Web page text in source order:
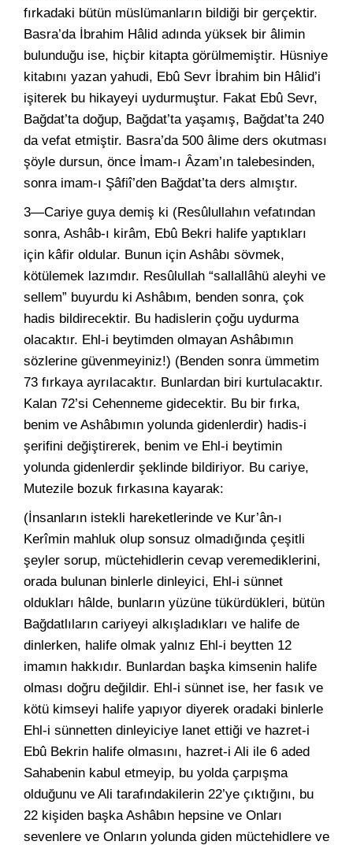
fırkadaki bütün müslümanların bildiği bir gerçektir.
Basra’da İbrahim Hâlid adında yüksek bir âlimin
bulunduğu ise, hiçbir kitapta görülmemiştir. Hüsniye
kitabını yazan yahudi, Ebû Sevr İbrahim bin Hâlid’i
işiterek bu hikayeyi uydurmuştur. Fakat Ebû Sevr,
Bağdat’ta doğup, Bağdat’ta yaşamış, Bağdat’ta 240
da vefat etmiştir. Basra’da 500 âlime ders okutması
şöyle dursun, önce İmam-ı Âzam’ın talebesinden,
sonra imam-ı Şâfiî’den Bağdat’ta ders almıştır.
3—Cariye guya demiş ki (Resûlullahın vefatından
sonra, Ashâb-ı kirâm, Ebû Bekri halife yaptıkları
için kâfir oldular. Bunun için Ashâbı sövmek,
kötülemek lazımdır. Resûlullah “sallallâhü aleyhi ve
sellem” buyurdu ki Ashâbım, benden sonra, çok
hadis bildirecektir. Bu hadislerin çoğu uydurma
olacaktır. Ehl-i beytimden olmayan Ashâbımın
sözlerine güvenmeyiniz!) (Benden sonra ümmetim
73 fırkaya ayrılacaktır. Bunlardan biri kurtulacaktır.
Kalan 72’si Cehenneme gidecektir. Bu bir fırka,
benim ve Ashâbımın yolunda gidenlerdir) hadis-i
şerifini değiştirerek, benim ve Ehl-i beytimin
yolunda gidenlerdir şeklinde bildiriyor. Bu cariye,
Mutezile bozuk fırkasına kayarak:
(İnsanların istekli hareketlerinde ve Kur’ân-ı
Kerîmin mahluk olup sonsuz olmadığında çeşitli
şeyler sorup, müctehidlerin cevap veremediklerini,
orada bulunan binlerle dinleyici, Ehl-i sünnet
oldukları hâlde, bunların yüzüne tükürdükleri, bütün
Bağdatlıların cariyeyi alkışladıkları ve halife de
dinlerken, halife olmak yalnız Ehl-i beytten 12
imamın hakkıdır. Bunlardan başka kimsenin halife
olması doğru değildir. Ehl-i sünnet ise, her fasık ve
kötü kimseyi halife yapıyor diyerek oradaki binlerle
Ehl-i sünnetten dinleyiciye lanet ettiği ve hazret-i
Ebû Bekrin halife olmasını, hazret-i Ali ile 6 aded
Sahabenin kabul etmeyip, bu yolda çarpışma
olduğunu ve Ali tarafındakilerin 22’ye çıktığını, bu
22 kişiden başka Ashâbın hepsine ve Onları
sevenlere ve Onların yolunda giden müctehidlere ve